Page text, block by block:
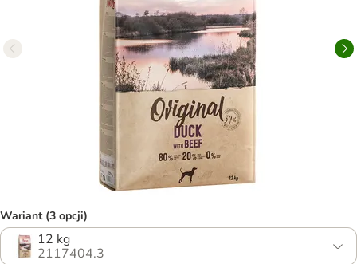
Wariant (3 opcji)
12 kg
2117404.3